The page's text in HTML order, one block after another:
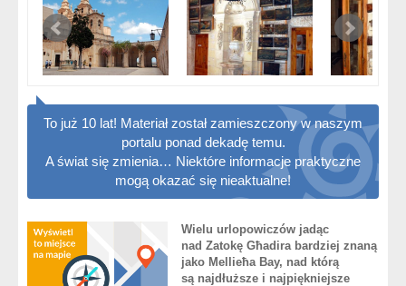
To już 10 lat! Materiał został zamieszczony w naszym
portalu ponad dekadę temu.
A świat się zmienia… Niektóre informacje praktyczne
mogą okazać się nieaktualne!
Wielu urlopowiczów jadąc
nad Zatokę Għadira bardziej znaną
jako Mellieħa Bay, nad którą
są najdłuższe i najpiękniejsze